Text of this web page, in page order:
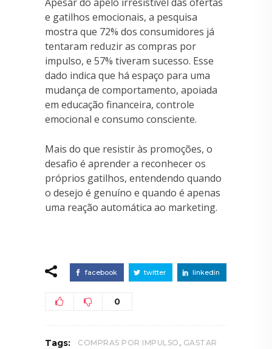
e gatilhos emocionais, a pesquisa
mostra que 72% dos consumidores já
tentaram reduzir as compras por
impulso, e 57% tiveram sucesso. Esse
dado indica que há espaço para uma
mudança de comportamento, apoiada
em educação financeira, controle
emocional e consumo consciente.
Mais do que resistir às promoções, o
desafio é aprender a reconhecer os
próprios gatilhos, entendendo quando
o desejo é genuíno e quando é apenas
uma reação automática ao marketing.
facebook twitter linkedin
0
Tags: COMPRAS POR IMPULSO , GASTAR